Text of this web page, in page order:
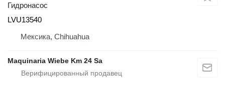
Гидронасос
LVU13540
Мексика, Chihuahua
Maquinaria Wiebe Km 24 Sa